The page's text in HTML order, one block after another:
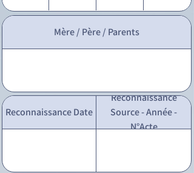
Mère / Père / Parents
Reconnaissance Date
Reconnaissance
Source - Année -
N°Acte